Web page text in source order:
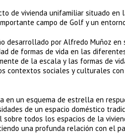
de vivienda unifamiliar situado
campo de Golf y un
desarrollado por Alfredo Muñoz
de formas de vida en las
de la escala y las formas de
contextos sociales y culturales
en un esquema de estrella en
de un espacio doméstico
todos los espacios de la
una profunda relación con el